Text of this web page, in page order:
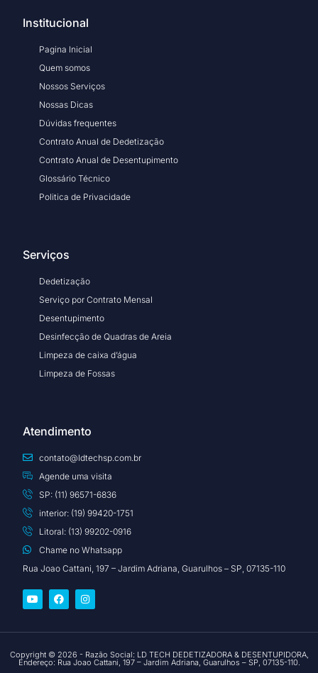
Institucional
Pagina Inicial
Quem somos
Nossos Serviços
Nossas Dicas
Dúvidas frequentes
Contrato Anual de Dedetização
Contrato Anual de Desentupimento
Glossário Técnico
Politica de Privacidade
Serviços
Dedetização
Serviço por Contrato Mensal
Desentupimento
Desinfecção de Quadras de Areia
Limpeza de caixa d’água
Limpeza de Fossas
Atendimento
contato@ldtechsp.com.br
Agende uma visita
SP: (11) 96571-6836
interior: (19) 99420-1751
Litoral: (13) 99202-0916
Chame no Whatsapp
Rua Joao Cattani, 197 – Jardim Adriana, Guarulhos – SP, 07135-110
Copyright © 2026 - Razão Social: LD TECH DEDETIZADORA & DESENTUPIDORA,
Endereço: Rua Joao Cattani, 197 – Jardim Adriana, Guarulhos – SP, 07135-110.